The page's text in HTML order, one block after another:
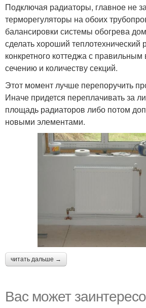
Подключая радиаторы, главное не
терморегуляторы на обоих
балансировки системы обогрева
сделать хороший теплотехнический
конкретного коттеджа с
сечению и количеству секций.
Этот момент лучше перепоручить
Иначе придется переплачивать за
площадь радиаторов либо потом
новыми элементами.
читать дальше →
Вас может